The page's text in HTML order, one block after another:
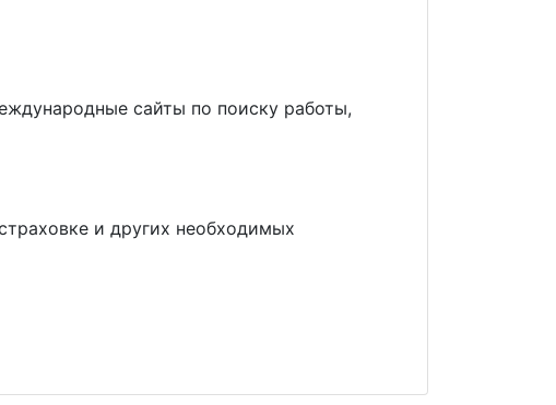
сайты по поиску работы,
и других необходимых